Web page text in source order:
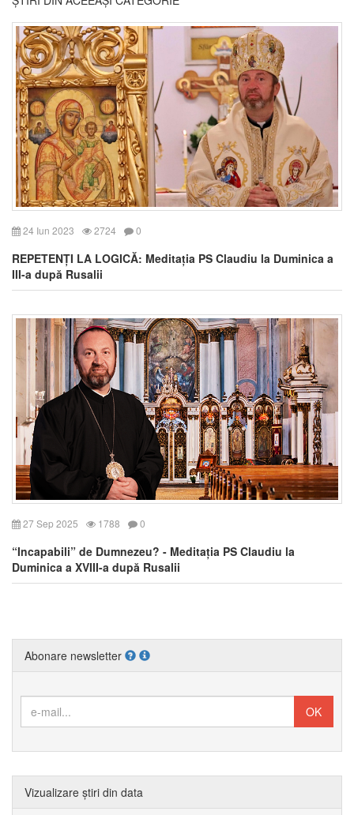
24 Iun 2023 2724 0
REPETENȚI LA LOGICĂ: Meditația PS Claudiu la Duminica a
III-a după Rusalii
27 Sep 2025 1788 0
“Incapabili” de Dumnezeu? - Meditația PS Claudiu la
Duminica a XVIII-a după Rusalii
Abonare newsletter
Vizualizare știri din data